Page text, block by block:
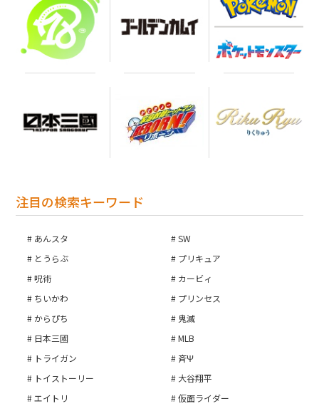
注目の検索キーワード
あんスタ
SW
とうらぶ
プリキュア
呪術
カービィ
ちいかわ
プリンセス
からぴち
鬼滅
日本三國
MLB
トライガン
斉Ψ
トイストーリー
大谷翔平
エイトリ
仮面ライダー
カートへ進む